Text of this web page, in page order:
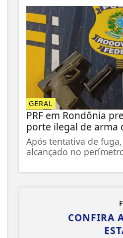
GERAL
PRF em Rondônia
porte ilegal de arma
Após tentativa de
alcançado no
CONFIRA